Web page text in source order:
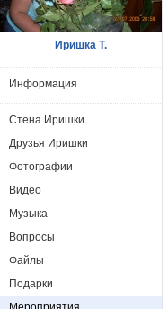
Иришка Т.
Информация
Стена Иришки
Друзья Иришки
Фотографии
Видео
Музыка
Вопросы
Файлы
Подарки